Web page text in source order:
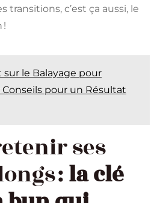
transitions, c’est ça aussi, le
!
sur le Balayage pour
pour un Résultat
ses
:la clé